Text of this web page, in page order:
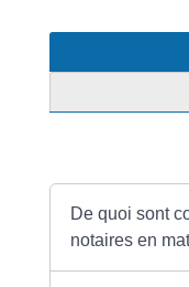
De quoi sont
notaires en